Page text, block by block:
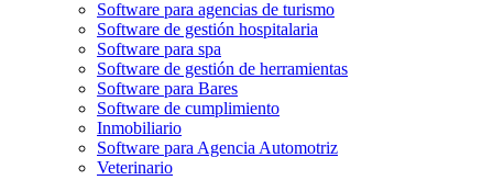
Software para agencias de turismo
Software de gestión hospitalaria
Software para spa
Software de gestión de herramientas
Software para Bares
Software de cumplimiento
Inmobiliario
Software para Agencia Automotriz
Veterinario